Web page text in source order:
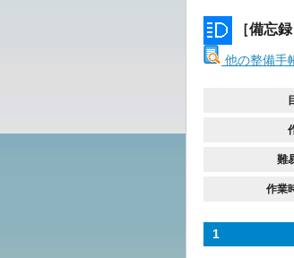
［備忘
他の整備手
難
作業
1